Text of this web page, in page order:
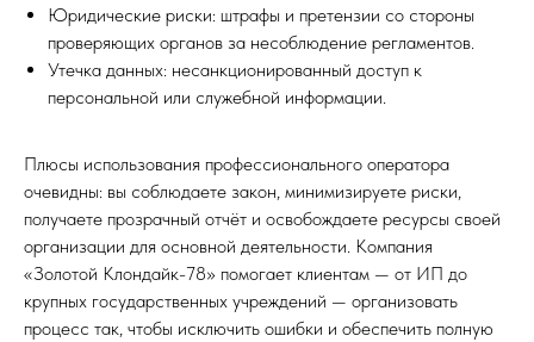
Юридические риски: штрафы и претензии со стороны
проверяющих органов за несоблюдение регламентов.
Утечка данных: несанкционированный доступ к
персональной или служебной информации.
Плюсы использования профессионального оператора
очевидны: вы соблюдаете закон, минимизируете риски,
получаете прозрачный отчёт и освобождаете ресурсы своей
организации для основной деятельности. Компания
«Золотой Клондайк-78» помогает клиентам — от ИП до
крупных государственных учреждений — организовать
процесс так, чтобы исключить ошибки и обеспечить полную